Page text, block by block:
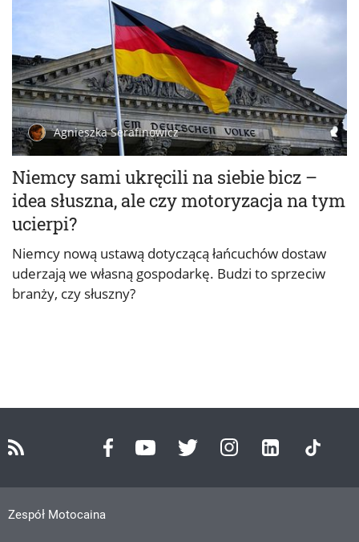
Niemcy sami ukręcili na siebie bicz –
idea słuszna, ale czy motoryzacja na tym
ucierpi?
Agnieszka Serafinowicz
Niemcy nową ustawą dotyczącą łańcuchów dostaw
uderzają we własną gospodarkę. Budzi to sprzeciw
branży, czy słuszny?
Zespół Motocaina